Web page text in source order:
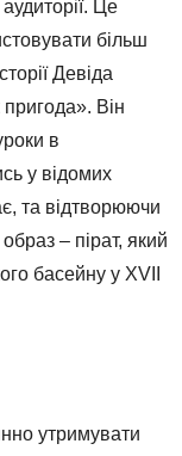
Це
більш
Девіда
Він
в
у відомих
та відтворюючи
– пірат, який
басейну у XVII
утримувати